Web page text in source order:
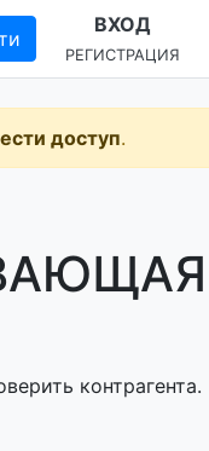
ВХОД
РЕГИСТРАЦИЯ
доступ.
контрагента.